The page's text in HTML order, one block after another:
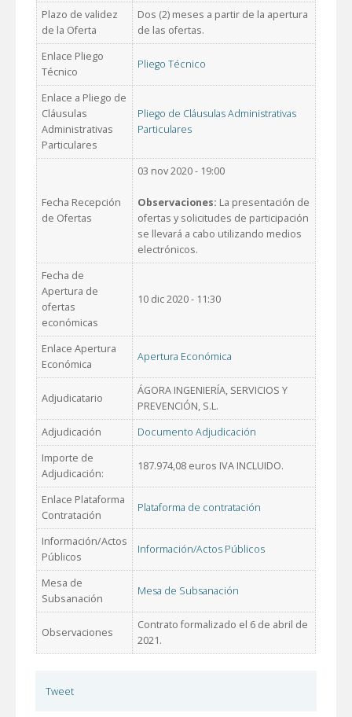
Plazo de validez
de la Oferta
Dos (2) meses a partir de la apertura
de las ofertas.
Enlace Pliego
Técnico
Pliego Técnico
Enlace a Pliego de
Cláusulas
Administrativas
Particulares
Pliego de Cláusulas Administrativas
Particulares
Fecha Recepción
de Ofertas
03 nov 2020 - 19:00
Observaciones: La presentación de
ofertas y solicitudes de participación
se llevará a cabo utilizando medios
electrónicos.
Fecha de
Apertura de
ofertas
económicas
10 dic 2020 - 11:30
Enlace Apertura
Económica
Apertura Económica
Adjudicatario
ÁGORA INGENIERÍA, SERVICIOS Y
PREVENCIÓN, S.L.
Adjudicación
Documento Adjudicación
Importe de
Adjudicación:
187.974,08 euros IVA INCLUIDO.
Enlace Plataforma
Contratación
Plataforma de contratación
Información/Actos
Públicos
Información/Actos Públicos
Mesa de
Subsanación
Mesa de Subsanación
Observaciones
Contrato formalizado el 6 de abril de
2021.
Tweet